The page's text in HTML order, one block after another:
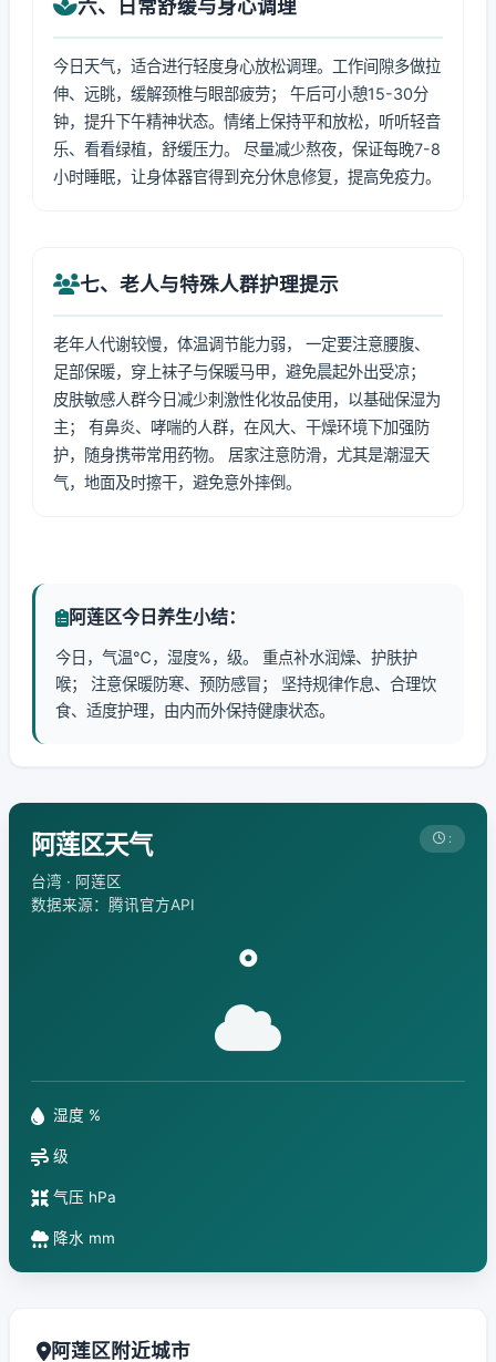
六、日常舒缓与身心调理
今日天气，适合进行轻度身心放松调理。工作间隙多做拉
伸、远眺，缓解颈椎与眼部疲劳； 午后可小憩15-30分
钟，提升下午精神状态。情绪上保持平和放松，听听轻音
乐、看看绿植，舒缓压力。 尽量减少熬夜，保证每晚7-8
小时睡眠，让身体器官得到充分休息修复，提高免疫力。
七、老人与特殊人群护理提示
老年人代谢较慢，体温调节能力弱， 一定要注意腰腹、
足部保暖，穿上袜子与保暖马甲，避免晨起外出受凉；
皮肤敏感人群今日减少刺激性化妆品使用，以基础保湿为
主； 有鼻炎、哮喘的人群，在风大、干燥环境下加强防
护，随身携带常用药物。 居家注意防滑，尤其是潮湿天
气，地面及时擦干，避免意外摔倒。
阿莲区今日养生小结：
今日，气温℃，湿度%，级。 重点补水润燥、护肤护
喉； 注意保暖防寒、预防感冒； 坚持规律作息、合理饮
食、适度护理，由内而外保持健康状态。
阿莲区天气
台湾 · 阿莲区
数据来源：腾讯官方API
:
°
湿度 %
级
气压 hPa
降水 mm
阿莲区附近城市